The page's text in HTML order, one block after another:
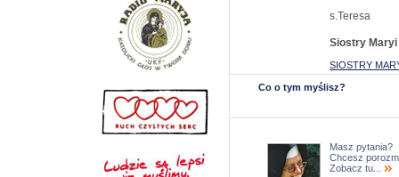
s.Teresa
Siostry Maryi
SIOSTRY
Co o tym myślisz?
Masz pytania?
Chcesz
Zobacz tu...